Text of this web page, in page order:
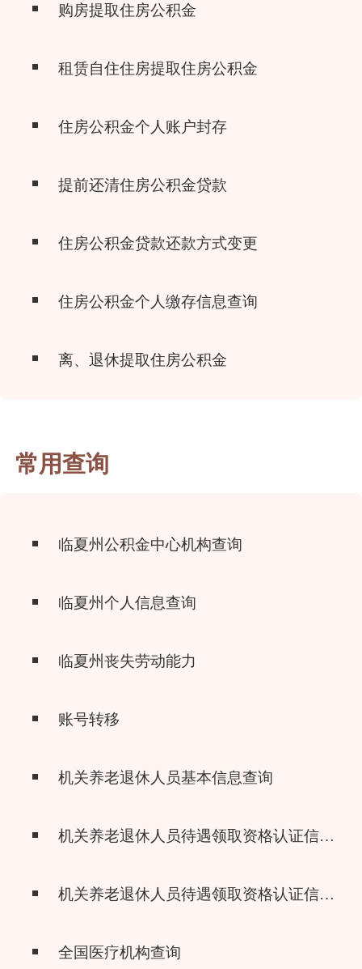
购房提取住房公积金
租赁自住住房提取住房公积金
住房公积金个人账户封存
提前还清住房公积金贷款
住房公积金贷款还款方式变更
住房公积金个人缴存信息查询
离、退休提取住房公积金
常用查询
临夏州公积金中心机构查询
临夏州个人信息查询
临夏州丧失劳动能力
账号转移
机关养老退休人员基本信息查询
机关养老退休人员待遇领取资格认证信息查询
机关养老退休人员待遇领取资格认证信息查询
全国医疗机构查询